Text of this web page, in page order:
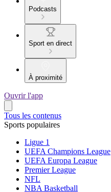
Podcasts
Sport en direct
À proximité
Ouvrir l'app
Tous les contenus
Sports populaires
Ligue 1
UEFA Champions League
UEFA Europa League
Premier League
NFL
NBA Basketball